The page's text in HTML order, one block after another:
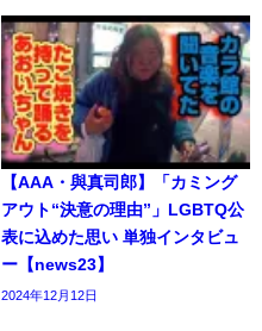
【AAA・與真司郎】「カミング
アウト“決意の理由”」LGBTQ公
表に込めた思い 単独インタビュ
ー【news23】
2024年12月12日